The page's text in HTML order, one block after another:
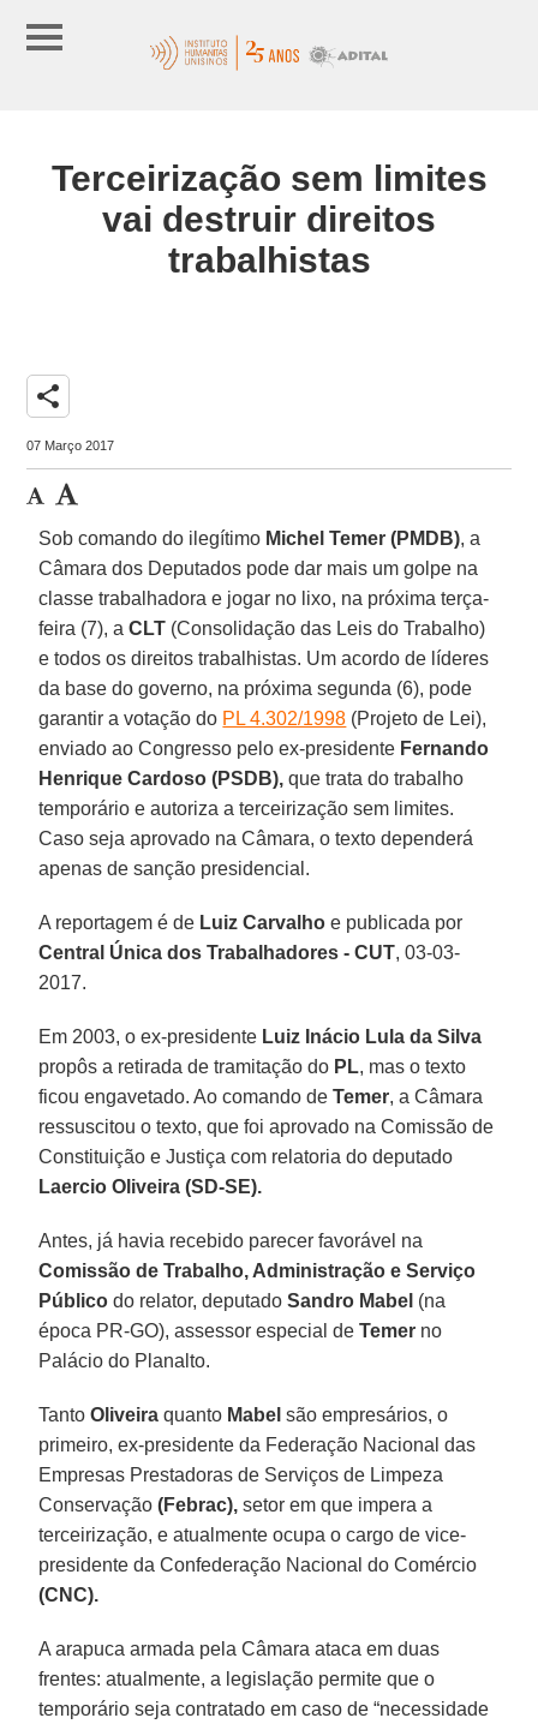
Terceirização sem limites
vai destruir direitos
trabalhistas
share
07 Março 2017
Sob comando do ilegítimo Michel Temer (PMDB), a
Câmara dos Deputados pode dar mais um golpe na
classe trabalhadora e jogar no lixo, na próxima terça-
feira (7), aCLT (Consolidação das Leis do Trabalho)
e todos os direitos trabalhistas. Um acordo de líderes
da base do governo, na próxima segunda (6), pode
garantir a votação do PL 4.302/1998 (Projeto de Lei),
enviado ao Congresso pelo ex-presidente Fernando
Henrique Cardoso (PSDB), que trata do trabalho
temporário e autoriza a terceirização sem limites.
Caso seja aprovado na Câmara, o texto dependerá
apenas de sanção presidencial.
A reportagem é de Luiz Carvalho e publicada por
Central Única dos Trabalhadores - CUT, 03-03-
2017.
Em 2003, o ex-presidente Luiz Inácio Lula da Silva
propôs a retirada de tramitação do PL, mas o texto
ficou engavetado. Ao comando deTemer, a Câmara
ressuscitou o texto, que foi aprovado na Comissão de
Constituição e Justiça com relatoria do deputado
Laercio Oliveira (SD-SE).
Antes, já havia recebido parecer favorável na
Comissão de Trabalho, Administração e Serviço
Público do relator, deputadoSandro Mabel (na
época PR-GO), assessor especial deTemer no
Palácio do Planalto.
TantoOliveira quanto Mabel são empresários, o
primeiro, ex-presidente da Federação Nacional das
Empresas Prestadoras de Serviços de Limpeza
Conservação(Febrac), setor em que impera a
terceirização, e atualmente ocupa o cargo de vice-
presidente da Confederação Nacional do Comércio
(CNC).
A arapuca armada pela Câmara ataca em duas
frentes: atualmente, a legislação permite que o
temporário seja contratado em caso de “necessidade